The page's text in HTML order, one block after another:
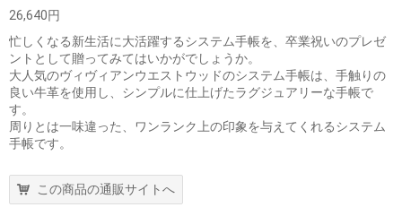
26,640円
忙しくなる新生活に大活躍するシステム手帳を、卒業祝いのプレゼ
ントとして贈ってみてはいかがでしょうか。
大人気のヴィヴィアンウエストウッドのシステム手帳は、手触りの
良い牛革を使用し、シンプルに仕上げたラグジュアリーな手帳で
す。
周りとは一味違った、ワンランク上の印象を与えてくれるシステム
手帳です。
この商品の通販サイトへ